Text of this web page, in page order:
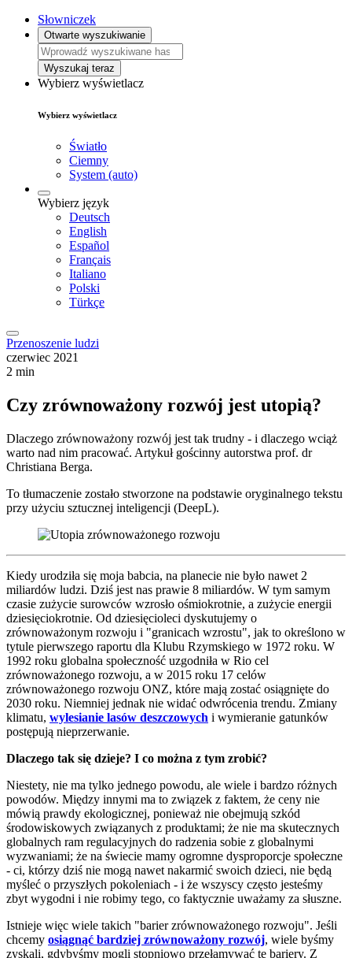
Słowniczek
Otwarte wyszukiwanie
Wyszukaj teraz
Wybierz wyświetlacz
Wybierz wyświetlacz
Światło
Ciemny
System (auto)
Wybierz język
Deutsch
English
Español
Français
Italiano
Polski
Türkçe
Przenoszenie ludzi
czerwiec 2021
2 min
Czy zrównoważony rozwój jest utopią?
Dlaczego zrównoważony rozwój jest tak trudny - i dlaczego wciąż
warto nad nim pracować. Artykuł gościnny autorstwa prof. dr
Christiana Berga.
To tłumaczenie zostało stworzone na podstawie oryginalnego tekstu
przy użyciu sztucznej inteligencji (DeepL).
Kiedy urodziła się moja babcia, na planecie nie było nawet 2
miliardów ludzi. Dziś jest nas prawie 8 miliardów. W tym samym
czasie zużycie surowców wzrosło ośmiokrotnie, a zużycie energii
dziesięciokrotnie. Od dziesięcioleci dyskutujemy o
zrównoważonym rozwoju i "granicach wzrostu", jak to określono w
tytule pierwszego raportu dla Klubu Rzymskiego w 1972 roku. W
1992 roku globalna społeczność uzgodniła w Rio cel
zrównoważonego rozwoju, a w 2015 roku 17 celów
zrównoważonego rozwoju ONZ, które mają zostać osiągnięte do
2030 roku. Niemniej jednak nie widać odwrócenia trendu. Zmiany
klimatu, wylesianie lasów deszczowych i wymieranie gatunków
postępują nieprzerwanie.
Dlaczego tak się dzieje? I co można z tym zrobić?
Niestety, nie ma tylko jednego powodu, ale wiele i bardzo różnych
powodów. Między innymi ma to związek z faktem, że ceny nie
mówią prawdy ekologicznej, ponieważ nie obejmują szkód
środowiskowych związanych z produktami; że nie ma skutecznych
globalnych ram regulacyjnych do radzenia sobie z globalnymi
wyzwaniami; że na świecie mamy ogromne dysproporcje społeczne
- ci, którzy dziś nie mogą nawet nakarmić swoich dzieci, nie będą
myśleć o przyszłych pokoleniach - i że wszyscy często jesteśmy
zbyt wygodni i nie robimy tego, co faktycznie uważamy za słuszne.
Istnieje więc wiele takich "barier zrównoważonego rozwoju". Jeśli
chcemy osiągnąć bardziej zrównoważony rozwój, wiele byśmy
zyskali, gdybyśmy mogli stopniowo przełamywać te bariery. Z